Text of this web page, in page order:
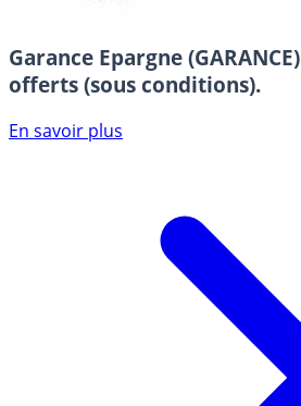
Garance Epargne (GARANCE)
offerts (sous conditions).
En savoir plus